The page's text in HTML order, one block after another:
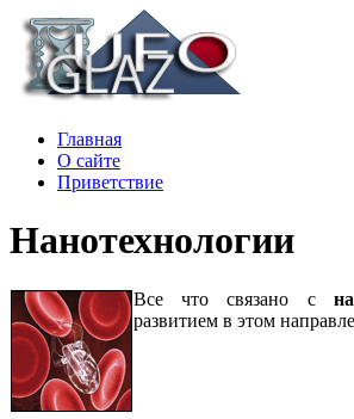
Главная
О сайте
Приветствие
Нанотехнологии
Все что связано с
развитием в этом